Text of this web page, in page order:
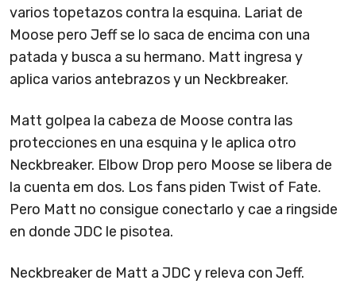
varios topetazos contra la esquina. Lariat de
Moose pero Jeff se lo saca de encima con una
patada y busca a su hermano. Matt ingresa y
aplica varios antebrazos y un Neckbreaker.
Matt golpea la cabeza de Moose contra las
protecciones en una esquina y le aplica otro
Neckbreaker. Elbow Drop pero Moose se libera de
la cuenta em dos. Los fans piden Twist of Fate.
Pero Matt no consigue conectarlo y cae a ringside
en donde JDC le pisotea.
Neckbreaker de Matt a JDC y releva con Jeff.